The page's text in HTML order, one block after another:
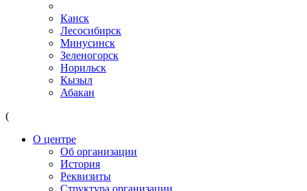
Канск
Лесосибирск
Минусинск
Зеленогорск
Норильск
Кызыл
Абакан
(
О центре
Об организации
История
Реквизиты
Структура организации